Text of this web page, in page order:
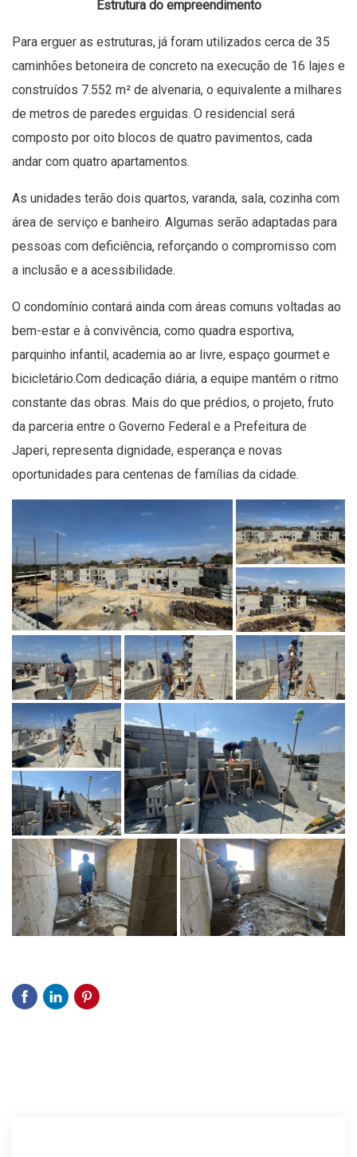
Estrutura do empreendimento
Para erguer as estruturas, já foram utilizados cerca de 35
caminhões betoneira de concreto na execução de 16 lajes e
construídos 7.552 m² de alvenaria, o equivalente a milhares
de metros de paredes erguidas. O residencial será
composto por oito blocos de quatro pavimentos, cada
andar com quatro apartamentos.
As unidades terão dois quartos, varanda, sala, cozinha com
área de serviço e banheiro. Algumas serão adaptadas para
pessoas com deficiência, reforçando o compromisso com
a inclusão e a acessibilidade.
O condomínio contará ainda com áreas comuns voltadas ao
bem-estar e à convivência, como quadra esportiva,
parquinho infantil, academia ao ar livre, espaço gourmet e
bicicletário.Com dedicação diária, a equipe mantém o ritmo
constante das obras. Mais do que prédios, o projeto, fruto
da parceria entre o Governo Federal e a Prefeitura de
Japeri, representa dignidade, esperança e novas
oportunidades para centenas de famílias da cidade.